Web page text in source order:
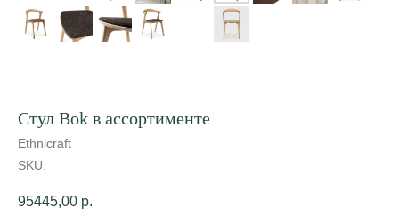
Стул Bok в ассортименте
Ethnicraft
SKU:
95445,00 р.